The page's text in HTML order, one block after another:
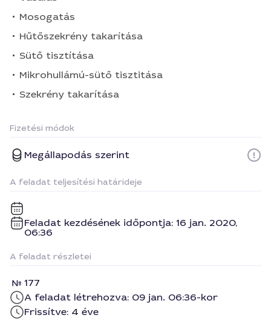
Mosogatás
Hűtőszekrény takarítása
Sütő tisztítása
Mikrohullámú-sütő tisztitása
Szekrény takarítása
Fizetési módok
Megállapodás szerint
A feladat teljesítési határideje
Feladat kezdésének időpontja: 16 jan. 2020,
06:36
A feladat részletei
177
A feladat létrehozva: 09 jan. 06:36-kor
Frissítve: 4 éve